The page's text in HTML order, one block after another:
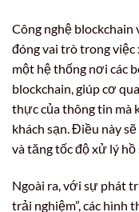
Công nghệ
đóng vai trò trong
một hệ thống nơi các
blockchain, giúp cơ
thực của thông tin mà
khách sạn. Điều này
và tăng tốc độ xử lý hồ
Ngoài ra, với sự phát
trải nghiệm”, các